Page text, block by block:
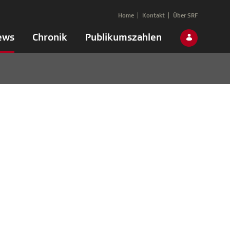
Chronik Publikumszahlen
Home Kontakt Über SRF